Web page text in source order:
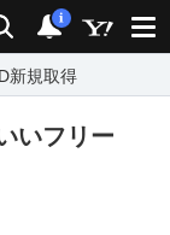
検索 通知
i
新規取得
いフリー